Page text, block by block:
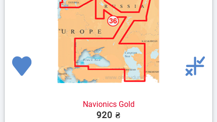
Navionics Gold
920 ₴